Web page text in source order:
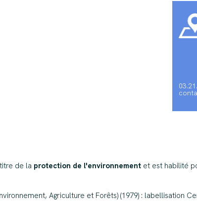
de la protection de l'environnement et est habilité
Agriculture et Forêts) (1979) : labellisation